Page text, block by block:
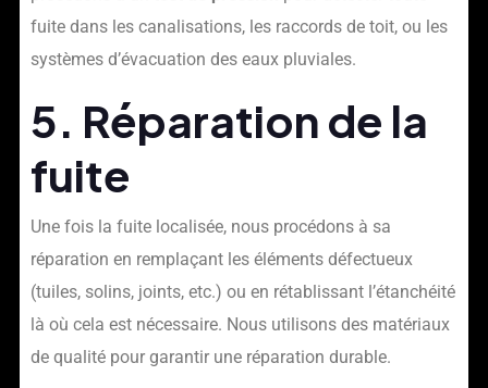
fuite dans les canalisations, les raccords de toit, ou les
systèmes d’évacuation des eaux pluviales.
5. Réparation de la
fuite
Une fois la fuite localisée, nous procédons à sa
réparation en remplaçant les éléments défectueux
(tuiles, solins, joints, etc.) ou en rétablissant l’étanchéité
là où cela est nécessaire. Nous utilisons des matériaux
de qualité pour garantir une réparation durable.